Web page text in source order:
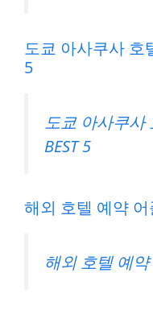
도쿄 아사쿠사 호
5
도쿄 아사쿠사
BEST 5
해외 호텔 예약
해외 호텔 예